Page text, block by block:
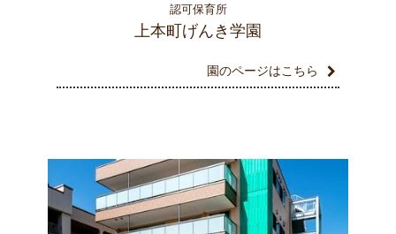
認可保育所
上本町げんき学園
園のページはこちら